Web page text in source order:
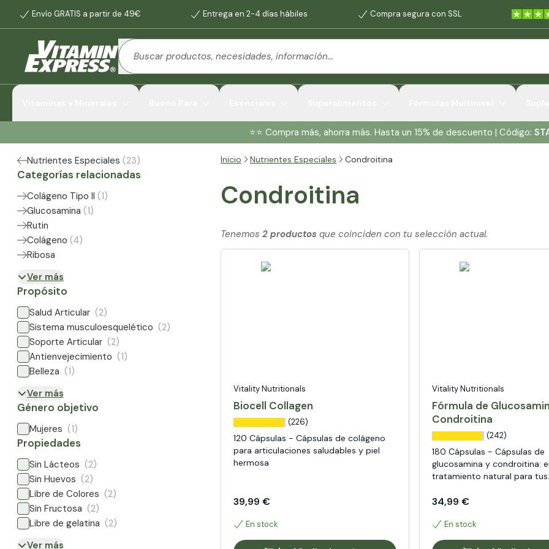
Envío GRATIS a partir de 49€ Entrega en 2-4 días hábiles Compra segura con SSL
⭐️⭐️ Compra más, ahorra más. Hasta un 15% de descuento | Código:
Nutrientes Especiales (23)
Categorías relacionadas
Colágeno Tipo II (1)
Glucosamina (1)
Rutin
Colágeno (4)
Ribosa
Ver más
Propósito
Salud Articular (2)
Sistema musculoesquelético (2)
Soporte Articular (2)
Antienvejecimiento (1)
Belleza (1)
Ver más
Género objetivo
Mujeres (1)
Propiedades
Sin Lácteos (2)
Sin Huevos (2)
Libre de Colores (2)
Sin Fructosa (2)
Libre de gelatina (2)
Ver más
Inicio Nutrientes Especiales Condroitina
Condroitina
Tenemos 2 productos que coinciden con tu selección actual.
Vitality Nutritionals
Biocell Collagen
(226)
120 Cápsulas - Cápsulas de colágeno
para articulaciones saludables y piel
hermosa
39,99 €
En stock
Vitality Nutritionals
Fórmula de
Condroitina
(242)
180 Cápsulas - Cápsulas de
glucosamina y condroitina: el
tratamiento natural para tus
34,99 €
En stock